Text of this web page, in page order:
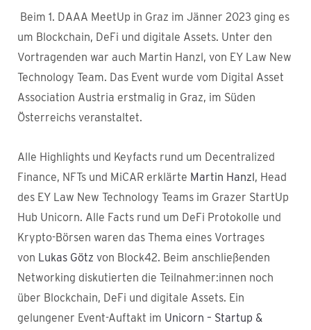
Beim 1. DAAA MeetUp in Graz im Jänner 2023 ging es
um Blockchain, DeFi und digitale Assets. Unter den
Vortragenden war auch Martin Hanzl, von EY Law New
Technology Team. Das Event wurde vom Digital Asset
Association Austria erstmalig in Graz, im Süden
Österreichs veranstaltet.
Alle Highlights und Keyfacts rund um Decentralized
Finance, NFTs und MiCAR erklärte Martin Hanzl, Head
des EY Law New Technology Teams im Grazer StartUp
Hub Unicorn. Alle Facts rund um DeFi Protokolle und
Krypto-Börsen waren das Thema eines Vortrages
von Lukas Götz von Block42. Beim anschließenden
Networking diskutierten die Teilnahmer:innen noch
über Blockchain, DeFi und digitale Assets. Ein
gelungener Event-Auftakt im Unicorn – Startup &